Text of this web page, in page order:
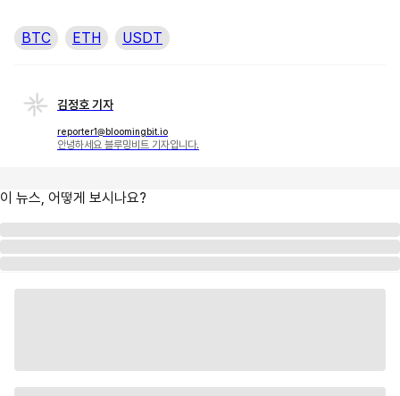
BTC ETH USDT
김정호 기자
reporter1@bloomingbit.io
안녕하세요 블루밍비트 기자입니다.
이 뉴스, 어떻게 보시나요?